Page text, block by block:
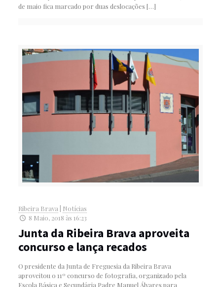
de maio fica marcado por duas deslocações […]
Ribeira Brava
Notícias
8 Maio, 2018 às 16:23
Junta da Ribeira Brava aproveita
concurso e lança recados
O presidente da Junta de Freguesia da Ribeira Brava
aproveitou o 11º concurso de fotografia, organizado pela
Escola Básica e Secundária Padre Manuel Álvares para